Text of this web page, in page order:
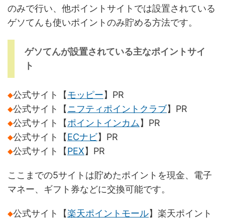
のみで行い、他ポイントサイトでは設置されている
ゲソてんも使いポイントのみ貯める方法です。
ゲソてんが設置されている主なポイントサイ
ト
◆公式サイト【モッピー】PR
◆公式サイト【ニフティポイントクラブ】PR
◆公式サイト【ポイントインカム】PR
◆公式サイト【ECナビ】PR
◆公式サイト【PEX】PR
ここまでの5サイトは貯めたポイントを現金、電子
マネー、ギフト券などに交換可能です。
◆公式サイト【楽天ポイントモール】楽天ポイント